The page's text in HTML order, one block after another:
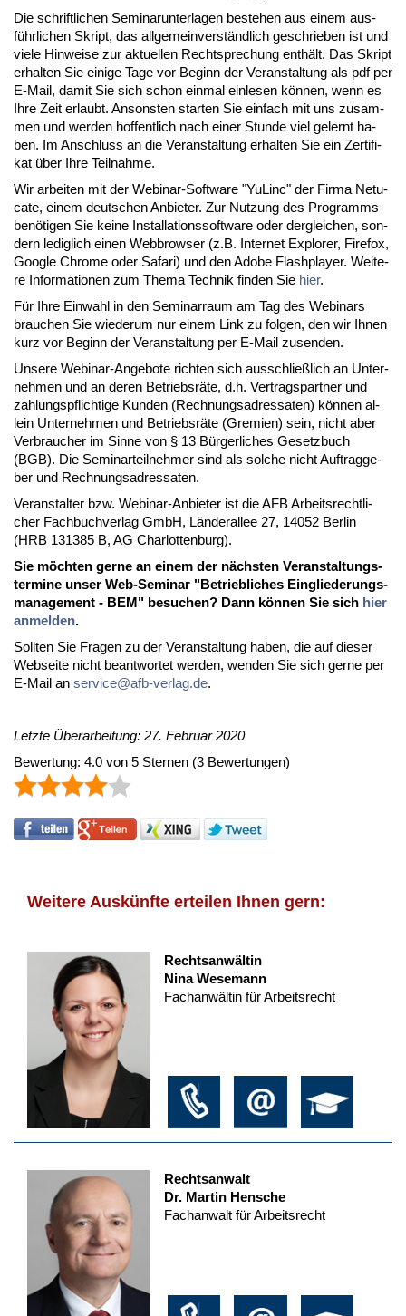
Die schrift­li­chen Se­mi­nar­un­ter­la­gen be­ste­hen aus ei­nem aus­
führ­li­chen Skript, das all­ge­mein­ver­ständ­lich ge­schrie­ben ist und
vie­le Hin­wei­se zur ak­tu­el­len Recht­spre­chung ent­hält. Das Skript
er­hal­ten Sie ei­ni­ge Ta­ge vor Be­ginn der Ver­an­stal­tung als pdf per
E-Mail, da­mit Sie sich schon ein­mal ein­le­sen kön­nen, wenn es
Ih­re Zeit er­laubt. An­sons­ten star­ten Sie ein­fach mit uns zu­sam­
men und wer­den hof­fent­lich nach ei­ner St­un­de viel ge­lernt ha­
ben. Im An­schluss an die Ver­an­stal­tung er­hal­ten Sie ein Zer­ti­fi­
kat über Ih­re Teil­nah­me.
Wir ar­bei­ten mit der We­bi­nar-Soft­ware "Yu­Linc" der Fir­ma Ne­tu­
ca­te, ei­nem deut­schen An­bie­ter. Zur Nut­zung des Pro­gramms
be­nö­ti­gen Sie kei­ne In­stal­la­ti­ons­soft­ware oder der­glei­chen, son­
dern le­dig­lich ei­nen Web­brow­ser (z.B. In­ter­net Ex­plo­rer, Fi­re­fox,
Goog­le Chro­me oder Sa­fa­ri) und den Ado­be Flash­play­er. Wei­te­
re In­for­ma­tio­nen zum The­ma Tech­nik fin­den Sie hier.
Für Ih­re Ein­wahl in den Se­mi­nar­raum am Tag des We­bi­nars
brau­chen Sie wie­der­um nur ei­nem Link zu fol­gen, den wir Ih­nen
kurz vor Be­ginn der Ver­an­stal­tung per E-Mail zu­sen­den.
Un­se­re We­bi­nar-An­ge­bo­te rich­ten sich aus­schließ­lich an Un­ter­
neh­men und an de­ren Be­triebs­rä­te, d.h. Ver­trags­part­ner und
zah­lungs­pflich­ti­ge Kun­den (Rech­nungs­adres­sa­ten) kön­nen al­
lein Un­ter­neh­men und Be­triebs­rä­te (Gre­mi­en) sein, nicht aber
Ver­brau­cher im Sin­ne von § 13 Bür­ger­li­ches Ge­setz­buch
(BGB). Die Se­min­ar­teil­neh­mer sind als sol­che nicht Auf­trag­ge­
ber und Rech­nungs­adres­sa­ten.
Ver­an­stal­ter bzw. We­bi­nar-An­bie­ter ist die AFB Ar­beits­recht­li­
cher Fach­buch­ver­lag GmbH, Län­de­r­al­lee 27, 14052 Ber­lin
(HRB 131385 B, AG Char­lot­ten­burg).
Sie möch­ten ger­ne an ei­nem der nächs­ten Ver­an­stal­tungs­
ter­mi­ne un­ser Web-Se­mi­nar "Be­trieb­li­ches Ein­glie­de­rungs­
ma­nage­ment - BEM" be­su­chen? Dann kön­nen Sie sich hier
an­mel­den.
Soll­ten Sie Fra­gen zu der Ver­an­stal­tung ha­ben, die auf die­ser
Web­sei­te nicht be­ant­wor­tet wer­den, wen­den Sie sich ger­ne per
E-Mail an ser­vice@afb-ver­lag.de.
Letzte Überarbeitung: 27. Februar 2020
Bewertung: 4.0 von 5 Sternen (3 Bewertungen)
Weitere Auskünfte erteilen Ihnen gern:
Rechtsanwältin
Nina Wesemann
Fachanwältin für Arbeitsrecht
Rechtsanwalt
Dr. Martin Hensche
Fachanwalt für Arbeitsrecht